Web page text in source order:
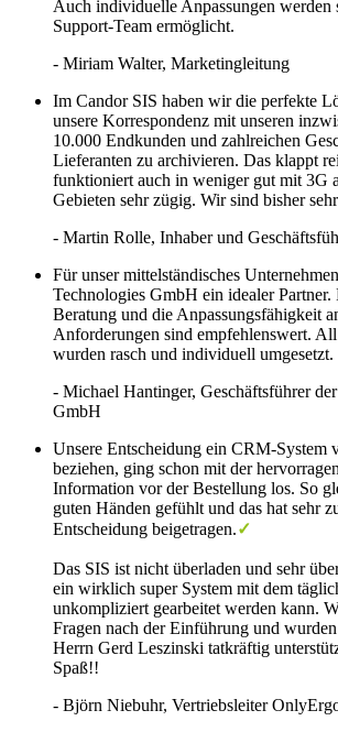
Auch individuelle Anpassungen werden
Support-Team ermöglicht.
- Miriam Walter, Marketingleitung
Im Candor SIS haben wir die perfekte
unsere Korrespondenz mit unseren
10.000 Endkunden und zahlreichen
Lieferanten zu archivieren. Das klappt
funktioniert auch in weniger gut mit 3G
Gebieten sehr zügig. Wir sind bisher
- Martin Rolle, Inhaber und
Für unser mittelständisches
Technologies GmbH ein idealer
Beratung und die Anpassungsfähigkeit
Anforderungen sind empfehlenswert.
wurden rasch und individuell umgesetzt.
- Michael Hantinger, Geschäftsführer
GmbH
Unsere Entscheidung ein CRM-System
beziehen, ging schon mit der
Information vor der Bestellung los. So
guten Händen gefühlt und das hat sehr
Entscheidung beigetragen.✓
Das SIS ist nicht überladen und sehr
ein wirklich super System mit dem
unkompliziert gearbeitet werden kann.
Fragen nach der Einführung und
Herrn Gerd Leszinski tatkräftig
Spaß!!
- Björn Niebuhr, Vertriebsleiter